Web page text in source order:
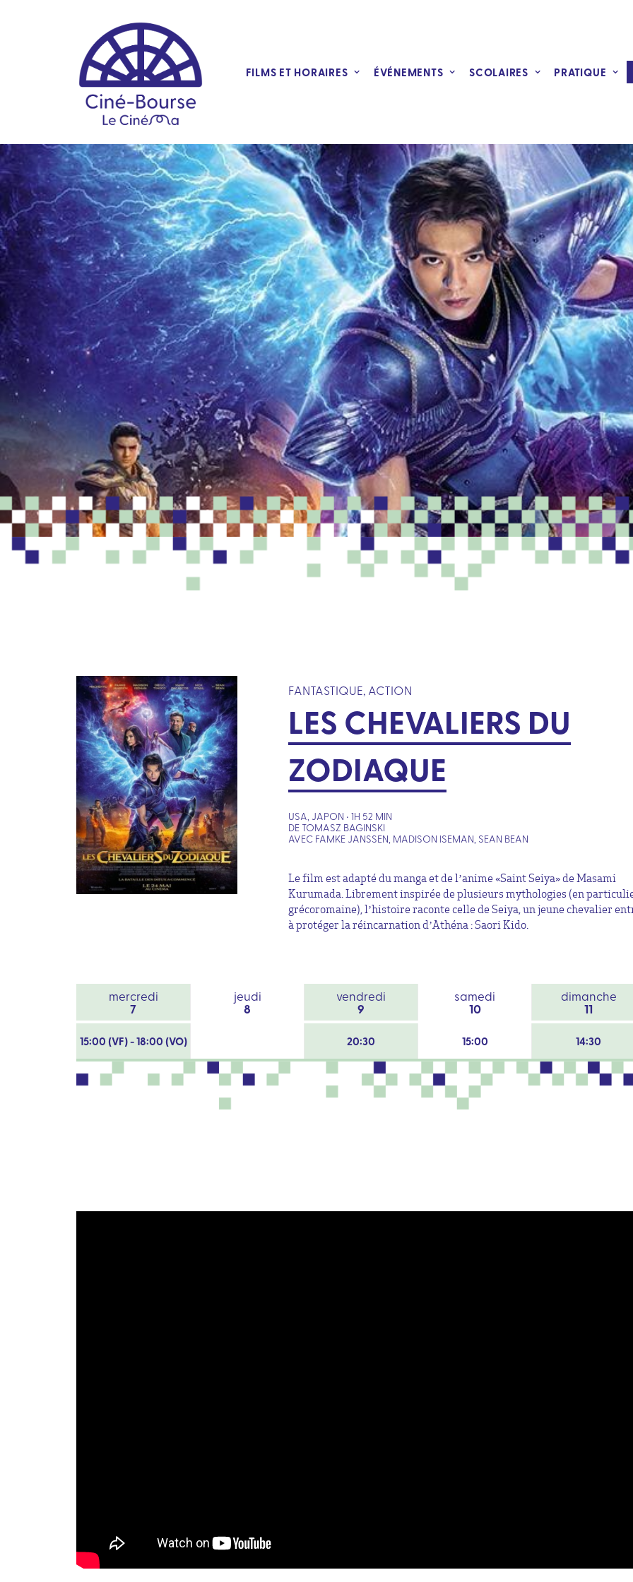
FILMS ET HORAIRES ÉVÉNEMENTS SCOLAIRES PRATIQUE
FANTASTIQUE, ACTION
LES CHEVALIERS DU
ZODIAQUE
USA, JAPON • 1H 52 MIN
DE TOMASZ BAGINSKI
AVEC FAMKE JANSSEN, MADISON ISEMAN, SEAN BEAN
Le film est adapté du manga et de l’anime «Saint Seiya» de Masami
Kurumada. Librement inspirée de plusieurs mythologies (en
grécoromaine), l’histoire raconte celle de Seiya, un jeune chevalier
à protéger la réincarnation d’Athéna : Saori Kido.
mercredi
7
jeudi
8
vendredi
9
samedi
10
dimanche
11
15:00 (VF) - 18:00 (VO) 20:30 15:00 14:30